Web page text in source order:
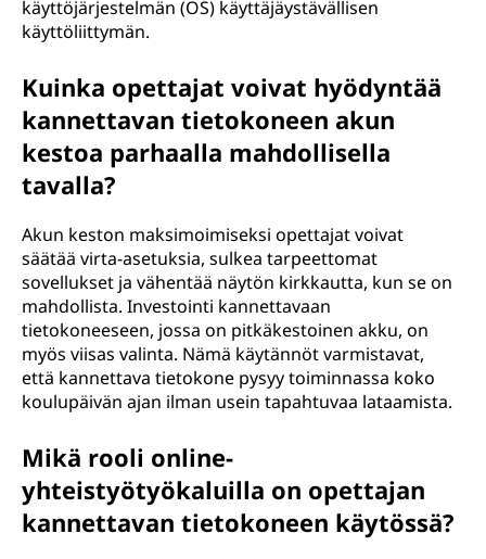
käyttöjärjestelmän (OS) käyttäjäystävällisen
käyttöliittymän.
Kuinka opettajat voivat hyödyntää
kannettavan tietokoneen akun
kestoa parhaalla mahdollisella
tavalla?
Akun keston maksimoimiseksi opettajat voivat
säätää virta-asetuksia, sulkea tarpeettomat
sovellukset ja vähentää näytön kirkkautta, kun se on
mahdollista. Investointi kannettavaan
tietokoneeseen, jossa on pitkäkestoinen akku, on
myös viisas valinta. Nämä käytännöt varmistavat,
että kannettava tietokone pysyy toiminnassa koko
koulupäivän ajan ilman usein tapahtuvaa lataamista.
Mikä rooli online-
yhteistyötyökaluilla on opettajan
kannettavan tietokoneen käytössä?